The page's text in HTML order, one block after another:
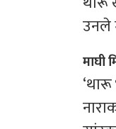
उनले
माघी